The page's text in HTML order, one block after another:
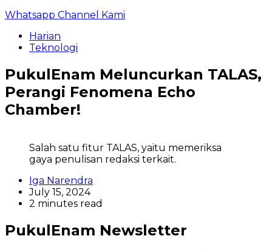
Whatsapp Channel Kami
Harian
Teknologi
PukulEnam Meluncurkan TALAS,
Perangi Fenomena Echo
Chamber!
Salah satu fitur TALAS, yaitu memeriksa
gaya penulisan redaksi terkait.
Iga Narendra
July 15, 2024
2 minutes read
PukulEnam Newsletter